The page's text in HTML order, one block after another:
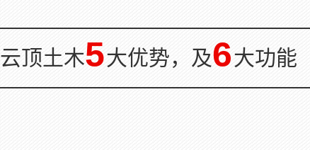
云顶土木5大优势，及6大功能